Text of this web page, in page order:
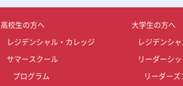
高校生の方へ
レジデンシャル・カレッジ
サマースクール
プログラム
大学生の方へ
レジデンシ
リーダーシ
リーダーズ